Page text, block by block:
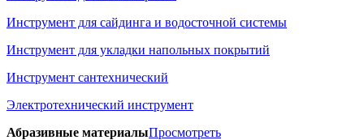
Инструмент для сайдинга и водосточной системы
Инструмент для укладки напольных покрытий
Инструмент сантехнический
Электротехнический инструмент
Абразивные материалыПросмотреть